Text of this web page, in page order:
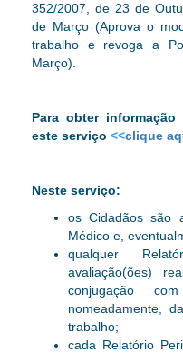
352/2007, de 23 de
de Março (Aprova o
trabalho e revoga a
Março).
Para obter informação
este serviço <<clique
Neste serviço:
os Cidadãos são
Médico e,
qualquer
avaliação(ões)
conjugação
nomeadamente,
trabalho;
cada Relatório